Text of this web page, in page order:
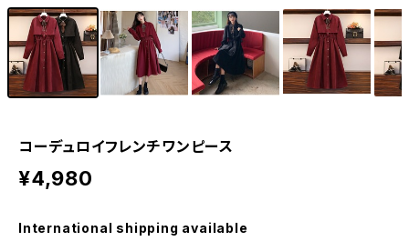
コーデュロイフレンチワンピース
¥4,980
International shipping available